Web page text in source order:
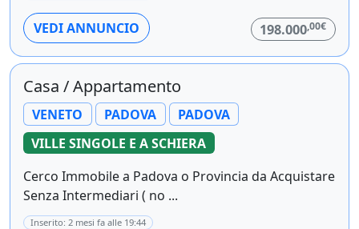
VEDI ANNUNCIO 198.000,00€
Casa / Appartamento
VENETO PADOVA
PADOVA
VILLE SINGOLE E A SCHIERA
Cerco Immobile a Padova o Provincia da Acquistare
Senza Intermediari ( no ...
Inserito: 2 mesi fa alle 19:44